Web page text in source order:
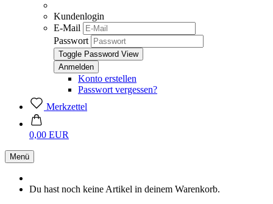
Kundenlogin
E-Mail
Passwort
Toggle Password View
Konto erstellen
Passwort vergessen?
Merkzettel
0,00 EUR
Menü
Du hast noch keine Artikel in deinem Warenkorb.